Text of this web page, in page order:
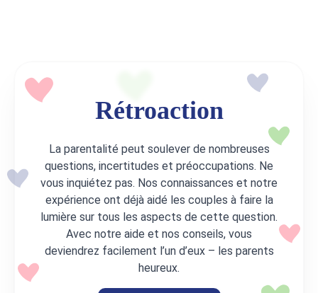
Rétroaction
La parentalité peut soulever de nombreuses
questions, incertitudes et préoccupations. Ne
vous inquiétez pas. Nos connaissances et notre
expérience ont déjà aidé les couples à faire la
lumière sur tous les aspects de cette question.
Avec notre aide et nos conseils, vous
deviendrez facilement l’un d’eux – les parents
heureux.